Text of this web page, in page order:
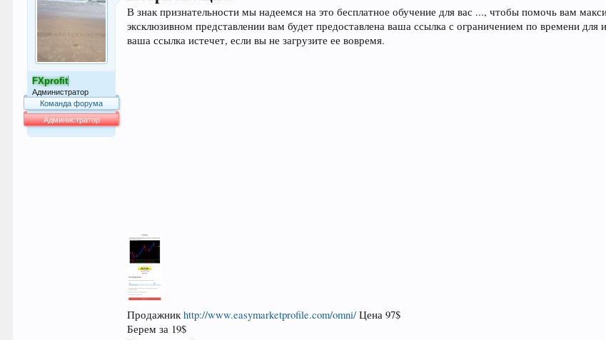
FXprofit
Администратор
Команда форума
Администратор
В знак признательности мы надеемся на это бесплатное обучение для вас ..., чтобы помочь вам
эксклюзивном представлении вам будет предоставлена ваша ссылка с ограничением по времени
ваша ссылка истечет, если вы не загрузите ее вовремя.
Продажникhttp://www.easymarketprofile.com/omni/ Цена 97$
Берем за 19$